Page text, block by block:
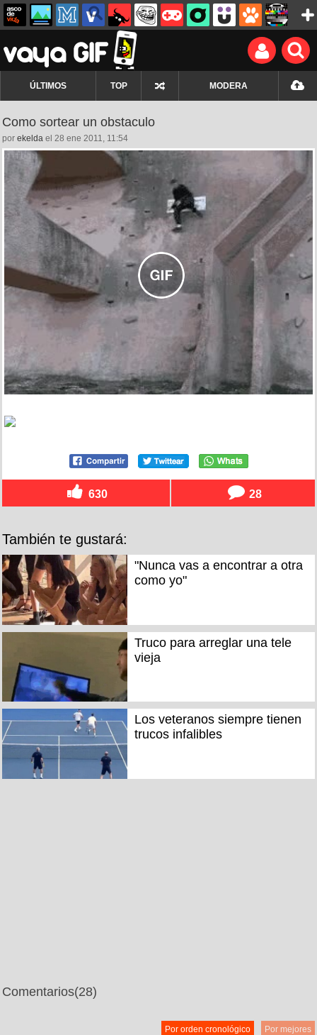
ÚLTIMOS TOP MODERA
Como sortear un obstaculo
por ekelda el 28 ene 2011, 11:54
630 28
También te gustará:
"Nunca vas a encontrar a otra
como yo"
Truco para arreglar una tele
vieja
Los veteranos siempre tienen
trucos infalibles
Comentarios(28)
Por mejores
Por orden cronológico